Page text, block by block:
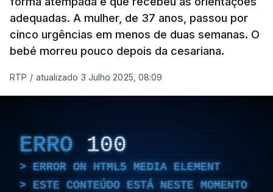
adequadas. A mulher, de 37 anos, passou por
cinco urgências em menos de duas semanas. O
bebé morreu pouco depois da cesariana.
RTP / atualizado 3 Julho 2025, 08:09
ERRO 100
ERROR ON HTML5 MEDIA ELEMENT
ESTE CONTEÚDO ESTÁ NESTE MOMENTO